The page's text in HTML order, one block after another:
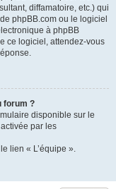
diffamatoire, etc.) qui
phpBB.com ou le logiciel
à phpBB
ce logiciel, attendez-vous
forum ?
disponible sur le
par les
lien « L’équipe ».